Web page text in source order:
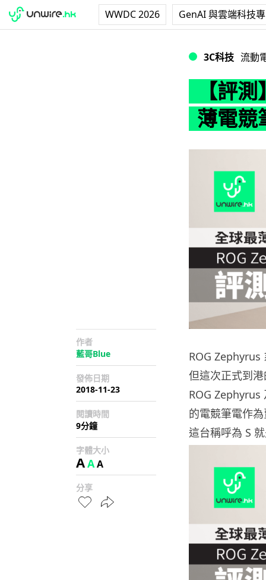
WWDC 2026 GenAI 與雲端科技
3C科技 流動
【評
薄電
作者
藍哥Blue
發佈日期
2018-11-23
閱讀時間
9分鐘
字體大小
AAA
分享
ROG Zephyrus
但這次正式到
ROG Zephyrus
的電競筆電作
這台稱呼為 S